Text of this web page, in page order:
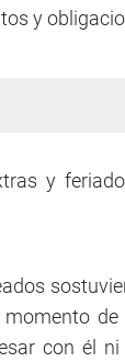
y
y
con él